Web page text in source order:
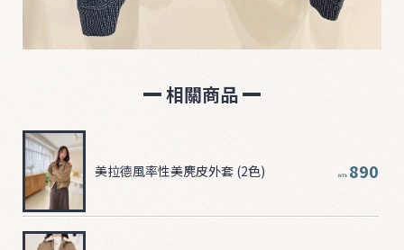
相關商品
NT$ 890
美拉德風率性美麂皮外套 (2色)